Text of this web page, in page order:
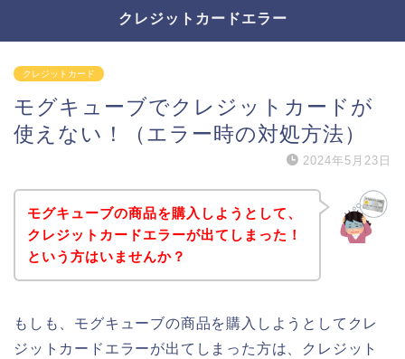
クレジットカードエラー
クレジットカード
モグキューブでクレジットカードが
使えない！（エラー時の対処方法）
2024年5月23日
モグキューブの商品を購入しようとして、
クレジットカードエラーが出てしまった！
という方はいませんか？
もしも、モグキューブの商品を購入しようとしてクレ
ジットカードエラーが出てしまった方は、クレジット